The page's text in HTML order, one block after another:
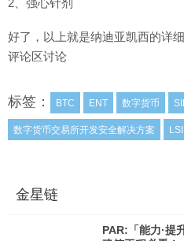
2、强心针剂
好了，以上就是纳迪亚凯西的详
评论区讨论
标签： BTC ENT 数字货币
数字货币交易所开发安全解决方案
金星链
PAR:「能力·提